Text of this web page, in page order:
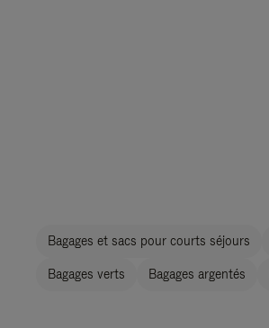
Bagages et sacs pour courts séjours
Bagages verts Bagages argentés